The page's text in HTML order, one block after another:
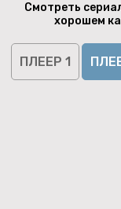
Смотреть
хорошем
ПЛЕЕР 1